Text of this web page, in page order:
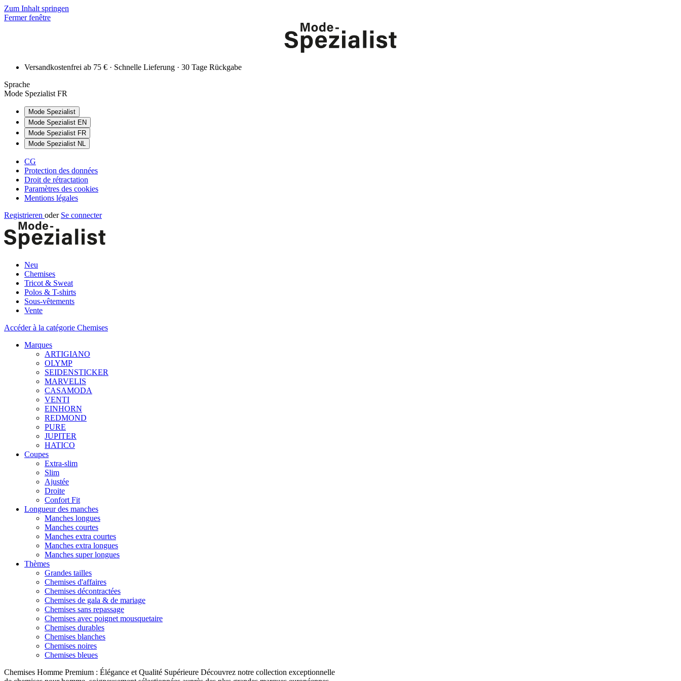
Zum Inhalt springen
Fermer fenêtre
Versandkostenfrei ab 75 € · Schnelle Lieferung · 30 Tage Rückgabe
Sprache
Mode Spezialist FR
Mode Spezialist
Mode Spezialist EN
Mode Spezialist FR
Mode Spezialist NL
CG
Protection des données
Droit de rétractation
Paramètres des cookies
Mentions légales
Registrieren oder Se connecter
Neu
Chemises
Tricot & Sweat
Polos & T-shirts
Sous-vêtements
Vente
Accéder à la catégorie Chemises
Marques
ARTIGIANO
OLYMP
SEIDENSTICKER
MARVELIS
CASAMODA
VENTI
EINHORN
REDMOND
PURE
JUPITER
HATICO
Coupes
Extra-slim
Slim
Ajustée
Droite
Confort Fit
Longueur des manches
Manches longues
Manches courtes
Manches extra courtes
Manches extra longues
Manches super longues
Thèmes
Grandes tailles
Chemises d'affaires
Chemises décontractées
Chemises de gala & de mariage
Chemises sans repassage
Chemises avec poignet mousquetaire
Chemises durables
Chemises blanches
Chemises noires
Chemises bleues
Chemises Homme Premium : Élégance et Qualité Supérieure Découvrez notre collection exceptionnelle